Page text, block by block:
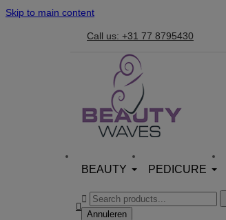
Skip to main content
Call us: +31 77 8795430
BEAUTY PEDICURE


Annuleren